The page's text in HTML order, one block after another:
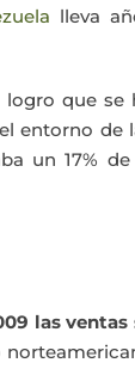
lleva
logro que se
entorno de
un 17% de
las ventas